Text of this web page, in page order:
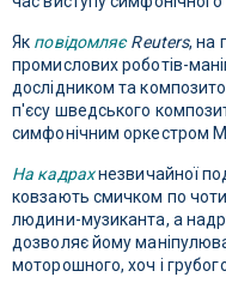
Як повідомляє Reuters, на
промислових роботів-
дослідником та
п'єсу шведського
симфонічним оркестром
На кадрахнезвичайної
ковзають смичком по
людини-музиканта, а
дозволяє йому
моторошного, хоч і